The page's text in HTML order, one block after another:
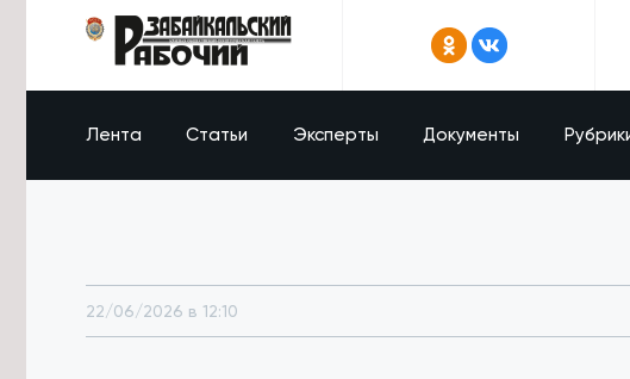
Лента Статьи Эксперты Документы
22/06/2026 в 12:10